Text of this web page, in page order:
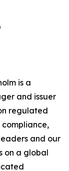
is a
and issuer
regulated
and our
on a global